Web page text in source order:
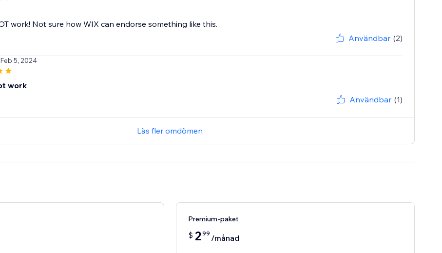
work! Not sure how WIX can endorse something like this.
Användbar (2)
5, 2024
work
Användbar (1)
Läs fler omdömen
Premium-paket
$ 299 /månad